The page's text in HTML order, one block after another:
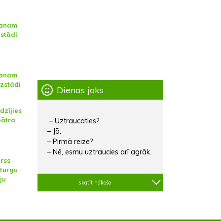
Dienas joks
– Uztraucaties?
– Jā.
– Pirmā reize?
– Nē, esmu uztraucies arī agrāk.
skatīt nākošo